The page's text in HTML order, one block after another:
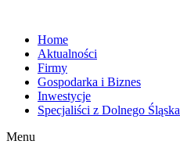
Home
Aktualności
Firmy
Gospodarka i Biznes
Inwestycje
Specjaliści z Dolnego Śląska
Menu